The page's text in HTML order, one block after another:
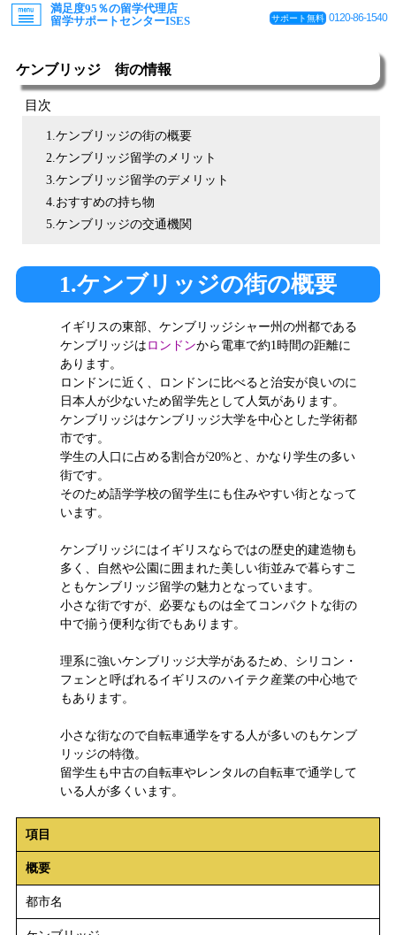
満足度95％の留学代理店
留学サポートセンターISES
サポート無料 0120-86-1540
ケンブリッジ 街の情報
目次
1.ケンブリッジの街の概要
2.ケンブリッジ留学のメリット
3.ケンブリッジ留学のデメリット
4.おすすめの持ち物
5.ケンブリッジの交通機関
1.ケンブリッジの街の概要
イギリスの東部、ケンブリッジシャー州の州都である
ケンブリッジは ロンドンから電車で約1時間の距離に
あります。
ロンドンに近く、ロンドンに比べると治安が良いのに
日本人が少ないため留学先として人気があります。
ケンブリッジはケンブリッジ大学を中心とした学術都
市です。
学生の人口に占める割合が20%と、かなり学生の多い
街です。
そのため語学学校の留学生にも住みやすい街となって
います。
ケンブリッジにはイギリスならではの歴史的建造物も
多く、自然や公園に囲まれた美しい街並みで暮らすこ
ともケンブリッジ留学の魅力となっています。
小さな街ですが、必要なものは全てコンパクトな街の
中で揃う便利な街でもあります。
理系に強いケンブリッジ大学があるため、シリコン・
フェンと呼ばれるイギリスのハイテク産業の中心地で
もあります。
小さな街なので自転車通学をする人が多いのもケンブ
リッジの特徴。
留学生も中古の自転車やレンタルの自転車で通学して
いる人が多くいます。
項目
概要
都市名